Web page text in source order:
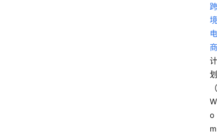
跨
境
电
商
计
划
（
W
o
m